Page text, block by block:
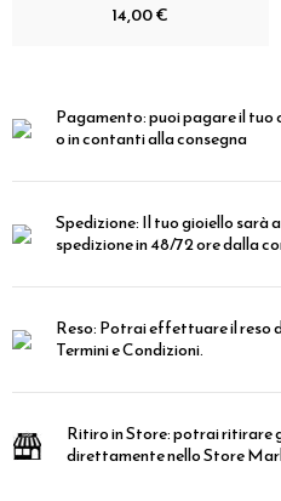
14,00 €
Pagamento:puoi pagare il
o in contanti alla consegna
Spedizione:Il tuo gioiello sarà
spedizione in 48/72 ore dalla
Reso:Potrai effettuare il reso
Termini e Condizioni.
Ritiro in Store:potrai ritirare
direttamente nello Store